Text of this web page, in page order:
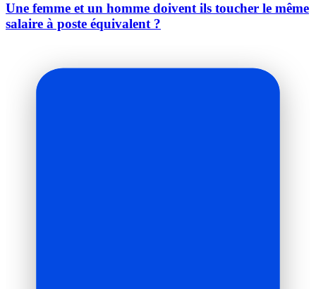
Une femme et un homme doivent ils toucher le même
salaire à poste équivalent ?